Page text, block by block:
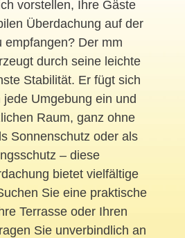
vorstellen, Ihre Gäste
Überdachung auf der
empfangen? Der mm
durch seine leichte
Stabilität. Er fügt sich
jede Umgebung ein und
Raum, ganz ohne
Sonnenschutz oder als
– diese
bietet vielfältige
Sie eine praktische
Terrasse oder Ihren
Sie unverbindlich an